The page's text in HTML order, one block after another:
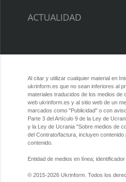
ACTUALIDAD
Al citar y utilizar cualquier material en
ukrinform.es que no sean inferiores al
materiales traducidos de los medios de
web ukrinform.es y al sitio web de un
marcados como "Publicidad" o con
Parte 3 del Artículo 9 de la Ley de
y la Ley de Ucrania "Sobre medios de
del Contrato/factura, incluyen
contenido.
Entidad de medios en línea;
© 2015-2026 Ukrinform. Todos los